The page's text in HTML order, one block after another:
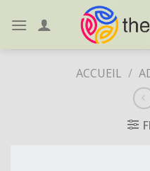
ACCUEIL /